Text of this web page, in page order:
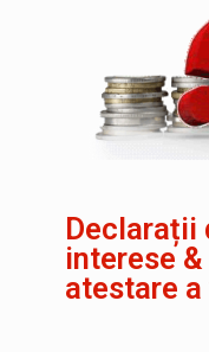
Declarații
interese
atestare